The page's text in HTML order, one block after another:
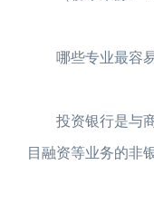
哪些专业最容
投资银行是与商
目融资等业务的非